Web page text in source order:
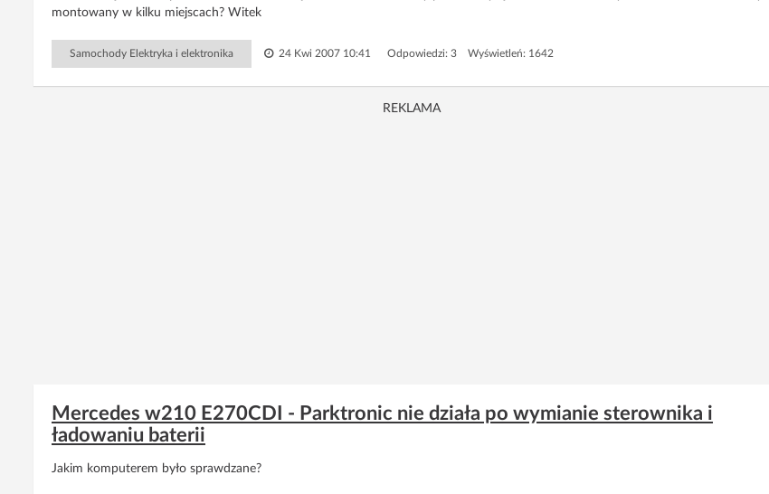
montowany w kilku miejscach? Witek
Samochody Elektryka i elektronika 24 Kwi 2007 10:41 Odpowiedzi: 3 Wyświetleń: 1642
REKLAMA
Mercedes w210 E270CDI - Parktronic nie działa po wymianie sterownika i
ładowaniu baterii
Jakim komputerem było sprawdzane?